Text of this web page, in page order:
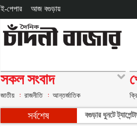
ই-পেপার আজ বগুড়ায়
সকল সংবাদ
জাতীয় রাজনীতি আন্তর্জাতিক
সর্বশেষ বগুড়ার ধুনটে